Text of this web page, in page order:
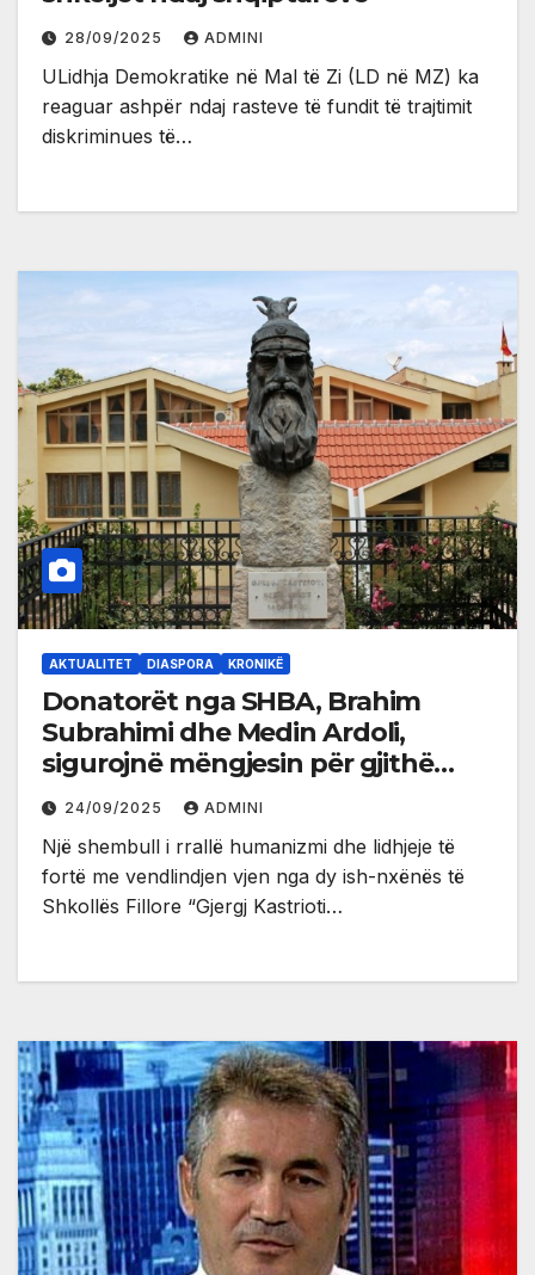
28/09/2025 ADMINI
ULidhja Demokratike në Mal të Zi (LD në MZ) ka
reaguar ashpër ndaj rasteve të fundit të trajtimit
diskriminues të…
AKTUALITET DIASPORA KRONIKË
Donatorët nga SHBA, Brahim
Subrahimi dhe Medin Ardoli,
sigurojnë mëngjesin për gjithë
shkollën në Ostros gjatë vitit
shkollor
24/09/2025 ADMINI
Një shembull i rrallë humanizmi dhe lidhjeje të
fortë me vendlindjen vjen nga dy ish-nxënës të
Shkollës Fillore “Gjergj Kastrioti…